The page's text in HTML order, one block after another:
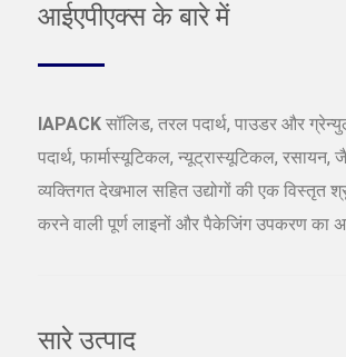
आईएपीएक्स के बारे में
IAPACK सॉलिड, तरल पदार्थ, पाउडर और
पदार्थ, फार्मास्यूटिकल, न्यूट्रास्यूटिकल,
व्यक्तिगत देखभाल सहित उद्योगों की एक विस्तृत
करने वाली पूर्ण लाइनों और पैकेजिंग उपकरण का
सारे उत्पाद